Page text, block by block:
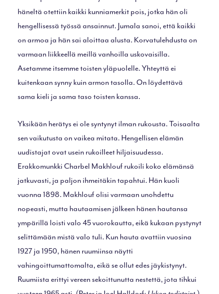
häneltä otettiin kaikki kunniamerkit pois, jotka hän oli
hengellisessä työssä ansainnut. Jumala sanoi, että kaikki
on armoa ja hän sai aloittaa alusta. Korvatulehdusta on
varmaan liikkeellä meillä vanhoilla uskovaisilla.
Asetamme itsemme toisten yläpuolelle. Yhteyttä ei
kuitenkaan synny kuin armon tasolla. On löydettävä
sama kieli ja sama taso toisten kanssa.
Yksikään herätys ei ole syntynyt ilman rukousta. Toisaalta
sen vaikutusta on vaikea mitata. Hengellisen elämän
uudistajat ovat usein rukoilleet hiljaisuudessa.
Erakkomunkki Charbel Makhlouf rukoili koko elämänsä
jatkuvasti, ja paljon ihmeitäkin tapahtui. Hän kuoli
vuonna 1898. Makhlouf olisi varmaan unohdettu
nopeasti, mutta hautaamisen jälkeen hänen hautansa
ympärillä loisti valo 45 vuorokautta, eikä kukaan pystynyt
selittämään mistä valo tuli. Kun hauta avattiin vuosina
1927 ja 1950, hänen ruumiinsa näytti
vahingoittumattomalta, eikä se ollut edes jäykistynyt.
Ruumiista erittyi vereen sekoittunutta nestettä, jota tihkui